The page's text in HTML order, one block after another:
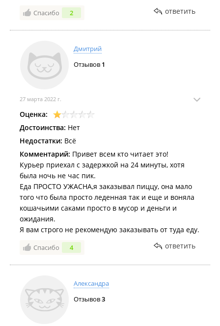
Спасибо 2 ответить
Дмитрий
Отзывов 1
27 марта 2022 г.
Оценка:
Достоинства: Нет
Недостатки: Всё
Комментарий: Привет всем кто читает это!
Курьер приехал с задержкой на 24 минуты, хотя
была ночь не час пик.
Еда ПРОСТО УЖАСНА,я заказывал пиццу, она мало
того что была просто леденная так и еще и воняла
кошачьими саками просто в мусор и деньги и
ожидания.
Я вам строго не рекомендую заказывать от туда еду.
Спасибо 4 ответить
Александра
Отзывов3